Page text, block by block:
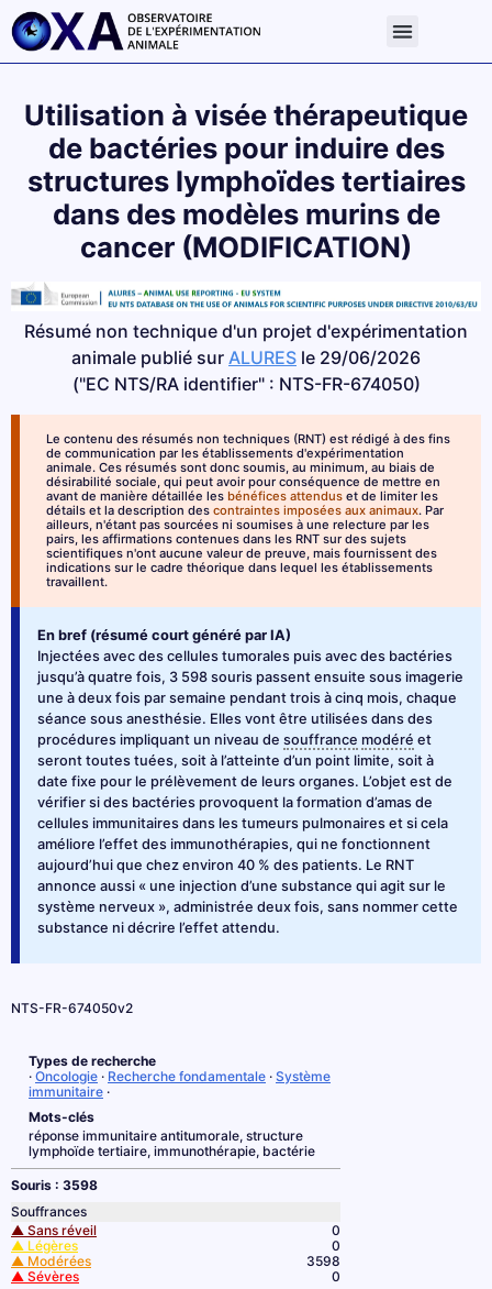
Utilisation à visée thérapeutique
de bactéries pour induire des
structures lymphoïdes tertiaires
dans des modèles murins de
cancer (MODIFICATION)
Résumé non technique d'un projet d'expérimentation
animale publié sur ALURES le 29/06/2026
("EC NTS/RA identifier" : NTS-FR-674050)
Le contenu des résumés non techniques (RNT) est rédigé à des fins
de communication par les établissements d'expérimentation
animale. Ces résumés sont donc soumis, au minimum, au biais de
désirabilité sociale, qui peut avoir pour conséquence de mettre en
avant de manière détaillée les bénéfices attendus et de limiter les
détails et la description des contraintes imposées aux animaux. Par
ailleurs, n'étant pas sourcées ni soumises à une relecture par les
pairs, les affirmations contenues dans les RNT sur des sujets
scientifiques n'ont aucune valeur de preuve, mais fournissent des
indications sur le cadre théorique dans lequel les établissements
travaillent.
En bref (résumé court généré par IA)
Injectées avec des cellules tumorales puis avec des bactéries
jusqu’à quatre fois, 3 598 souris passent ensuite sous imagerie
une à deux fois par semaine pendant trois à cinq mois, chaque
séance sous anesthésie. Elles vont être utilisées dans des
procédures impliquant un niveau de souffrance modéré et
seront toutes tuées, soit à l’atteinte d’un point limite, soit à
date fixe pour le prélèvement de leurs organes. L’objet est de
vérifier si des bactéries provoquent la formation d’amas de
cellules immunitaires dans les tumeurs pulmonaires et si cela
améliore l’effet des immunothérapies, qui ne fonctionnent
aujourd’hui que chez environ 40 % des patients. Le RNT
annonce aussi « une injection d’une substance qui agit sur le
système nerveux », administrée deux fois, sans nommer cette
substance ni décrire l’effet attendu.
NTS-FR-674050v2
Types de recherche
· Oncologie · Recherche fondamentale · Système
immunitaire ·
Mots-clés
réponse immunitaire antitumorale, structure
lymphoïde tertiaire, immunothérapie, bactérie
Souris : 3598
Souffrances
▲ Sans réveil
0
▲ Légères
0
▲ Modérées
3598
▲ Sévères
0